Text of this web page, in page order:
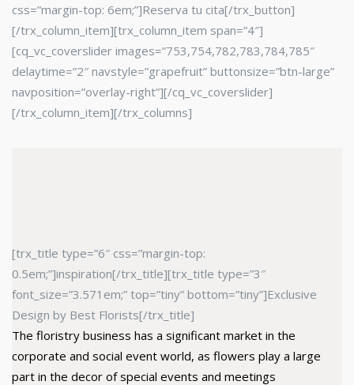
css=”margin-top: 6em;”]Reserva tu cita[/trx_button]
[/trx_column_item][trx_column_item span=”4″]
[cq_vc_coverslider images=”753,754,782,783,784,785″
delaytime=”2″ navstyle=”grapefruit” buttonsize=”btn-large”
navposition=”overlay-right”][/cq_vc_coverslider]
[/trx_column_item][/trx_columns]
[trx_title type=”6″ css=”margin-top:
0.5em;”]inspiration[/trx_title][trx_title type=”3″
font_size=”3.571em;” top=”tiny” bottom=”tiny”]Exclusive
Design by Best Florists[/trx_title]
The floristry business has a significant market in the
corporate and social event world, as flowers play a large
part in the decor of special events and meetings